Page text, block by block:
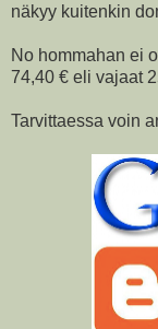
näkyy kuitenkin
No hommahan ei
74,40 € eli vajaat
Tarvittaessa voin